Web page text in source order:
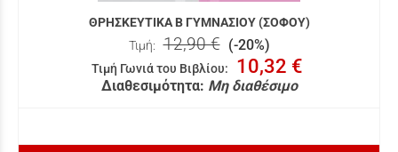
ΘΡΗΣΚΕΥΤΙΚΑ Β ΓΥΜΝΑΣΙΟΥ (ΣΟΦΟΥ)
Τιμή: 12,90 € (-20%)
Τιμή Γωνιά του Βιβλίου: 10,32 €
Διαθεσιμότητα: Μη διαθέσιμο